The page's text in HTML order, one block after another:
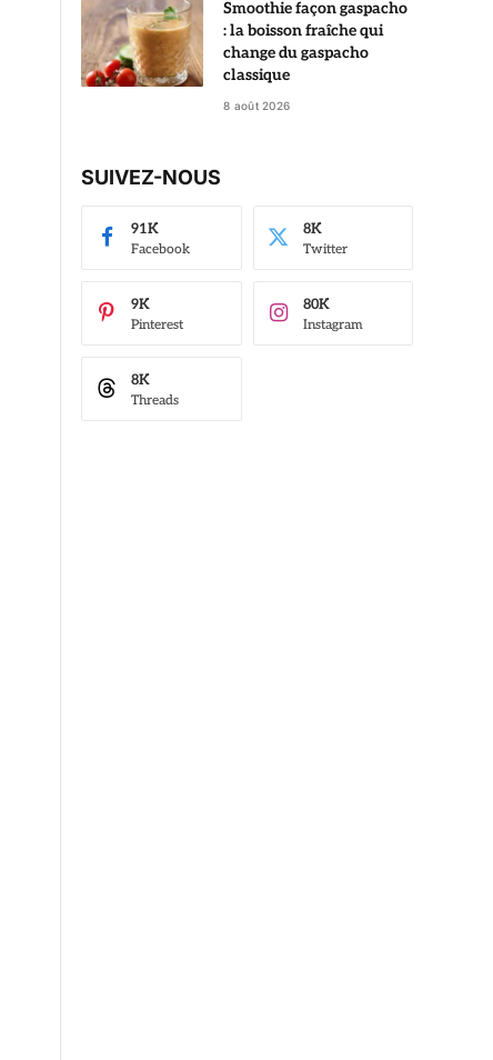
Smoothie façon gaspacho
: la boisson fraîche qui
change du gaspacho
classique
8 août 2026
SUIVEZ-NOUS
Facebook
91K
Twitter
8K
Pinterest
9K
Instagram
80K
Threads
8K